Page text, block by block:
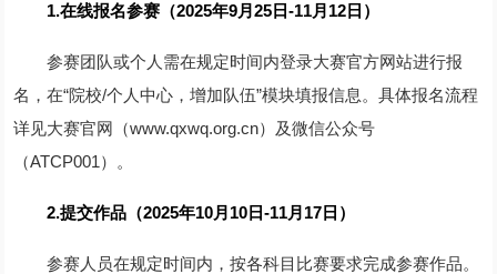
1.在线报名参赛（2025年9月25日-11月12日）
参赛团队或个人需在规定时间内登录大赛官方网站进行报
名，在“院校/个人中心，增加队伍”模块填报信息。具体报名流程
详见大赛官网（www.qxwq.org.cn）及微信公众号
（ATCP001）。
2.提交作品（2025年10月10日-11月17日）
参赛人员在规定时间内，按各科目比赛要求完成参赛作品。